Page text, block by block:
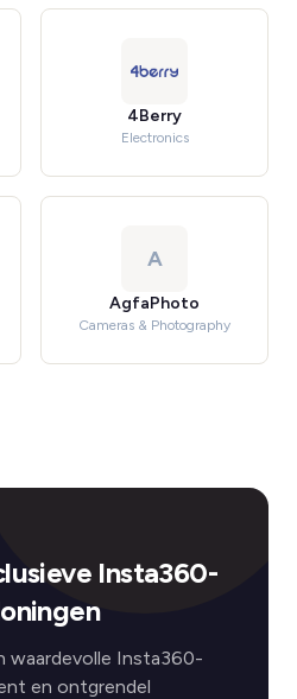
4Berry
Electronics
A
AgfaPhoto
Cameras & Photography
Insta360-
waardevolle Insta360-
en ontgrendel